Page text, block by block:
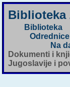
Biblioteka
Biblioteka
Odrednice
Na
Dokumenti i
Jugoslavije i